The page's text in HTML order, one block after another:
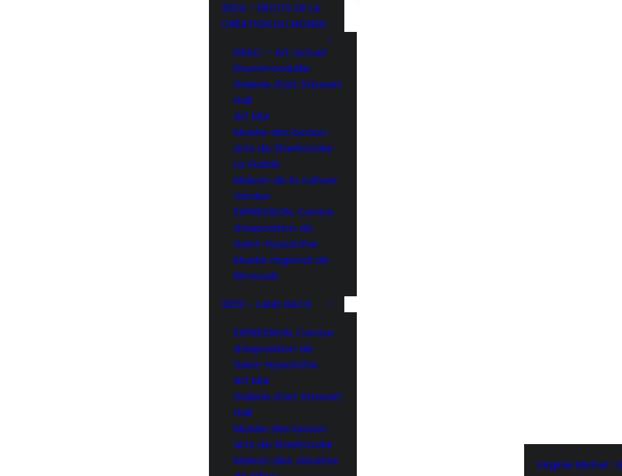
2024 – RÉCITS DE LA
CRÉATION DU MONDE
DRAC – Art actuel
Drummondville
Galerie d’art Stewart
Hall
Art Mûr
Musée des beaux-
arts de Sherbrooke
La Guilde
Maison de la culture
Verdun
EXPRESSION, Centre
d’exposition de
Saint-Hyacinthe
Musée régional de
Rimouski
2022 – LAND BACK
EXPRESSION, Centre
d’exposition de
Saint-Hyacinthe
Art Mûr
Galerie d’art Stewart
Hall
Musée des beaux-
arts de Sherbrooke
Maison des Jésuites
Virginie Michel :